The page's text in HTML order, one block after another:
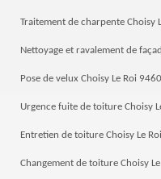
Traitement de charpente Choisy
Nettoyage et ravalement de
Pose de velux Choisy Le Roi
Urgence fuite de toiture Choisy
Entretien de toiture Choisy Le
Changement de toiture Choisy